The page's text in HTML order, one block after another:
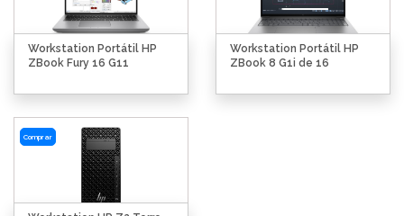
Workstation Portátil HP
ZBook Fury 16 G11
Workstation Portátil HP
ZBook 8 G1i de 16
Comprar